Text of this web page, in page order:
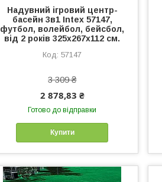
Надувний ігровий центр-
басейн 3в1 Intex 57147,
футбол, волейбол, бейсбол,
від 2 років 325х267х112 см.
57147
3 309 ₴
2 878,83 ₴
Готово до відправки
Купити